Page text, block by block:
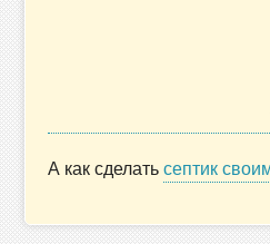
А как сделатьсептик